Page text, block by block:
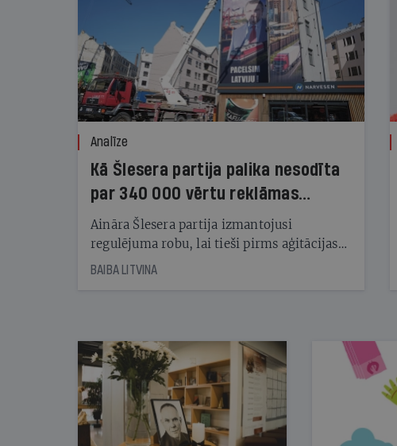
Analīze
Kā Šlesera partija palika nesodīta
par 340 000 vērtu reklāmas
kampaņu
Aināra Šlesera partija izmantojusi
regulējuma robu, lai tieši pirms aģitācijas
starta izreklamētos par summu, kas
BAIBA LITVINA